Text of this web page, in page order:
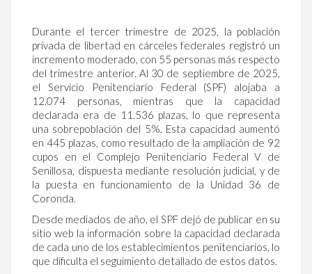
Durante el tercer trimestre de 2025, la población
privada de libertad en cárceles federales registró un
incremento moderado, con 55 personas más respecto
del trimestre anterior. Al 30 de septiembre de 2025,
el Servicio Penitenciario Federal (SPF) alojaba a
12.074 personas, mientras que la capacidad
declarada era de 11.536 plazas, lo que representa
una sobrepoblación del 5%. Esta capacidad aumentó
en 445 plazas, como resultado de la ampliación de 92
cupos en el Complejo Penitenciario Federal V de
Senillosa, dispuesta mediante resolución judicial, y de
la puesta en funcionamiento de la Unidad 36 de
Coronda.
Desde mediados de año, el SPF dejó de publicar en su
sitio web la información sobre la capacidad declarada
de cada uno de los establecimientos penitenciarios, lo
que dificulta el seguimiento detallado de estos datos.